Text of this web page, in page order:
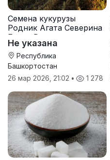
Семена кукурузы
Родник Агата Северина
Берта Вилора
Прохладненский Дарина
Росс Машук Катерина
Не указана
Республика
Башкортостан
26 мар 2026, 21:02 • 1 278